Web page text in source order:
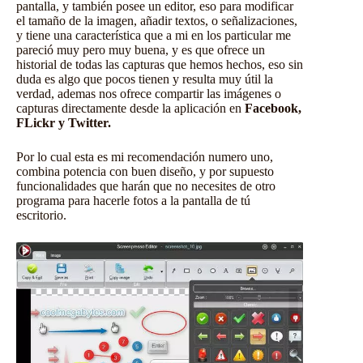
pantalla, y también posee un editor, eso para modificar
el tamaño de la imagen, añadir textos, o señalizaciones,
y tiene una característica que a mi en los particular me
pareció muy pero muy buena, y es que ofrece un
historial de todas las capturas que hemos hechos, eso sin
duda es algo que pocos tienen y resulta muy útil la
verdad, ademas nos ofrece compartir las imágenes o
capturas directamente desde la aplicación en Facebook,
FLickr y Twitter.
Por lo cual esta es mi recomendación numero uno,
combina potencia con buen diseño, y por supuesto
funcionalidades que harán que no necesites de otro
programa para hacerle fotos a la pantalla de tú
escritorio.